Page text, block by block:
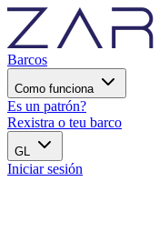
Barcos
Como funciona
Es un patrón?
Rexistra o teu barco
GL
Iniciar sesión